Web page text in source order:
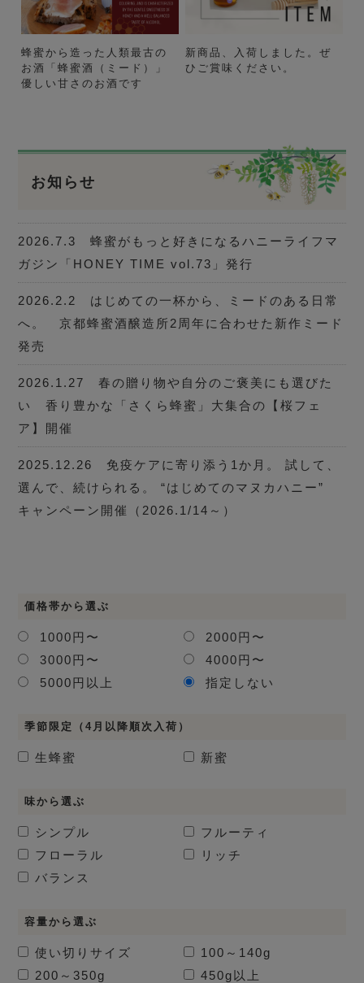
蜂蜜から造った人類最古の
お酒「蜂蜜酒（ミード）」
優しい甘さのお酒です
新商品、入荷しました。ぜ
ひご賞味ください。
お知らせ
2026.7.3 蜂蜜がもっと好きになるハニーライフマ
ガジン「HONEY TIME vol.73」発行
2026.2.2 はじめての一杯から、ミードのある日常
へ。 京都蜂蜜酒醸造所2周年に合わせた新作ミード
発売
2026.1.27 春の贈り物や自分のご褒美にも選びた
い 香り豊かな「さくら蜂蜜」大集合の【桜フェ
ア】開催
2025.12.26 免疫ケアに寄り添う1か月。 試して、
選んで、続けられる。 “はじめてのマヌカハニー”
キャンペーン開催（2026.1/14～）
価格帯から選ぶ
1000円〜
2000円〜
3000円〜
4000円〜
5000円以上
指定しない
季節限定（4月以降順次入荷）
生蜂蜜 新蜜
味から選ぶ
シンプル
フルーティ
フローラル
リッチ
バランス
容量から選ぶ
使い切りサイズ
100～140g
200～350g
450g以上